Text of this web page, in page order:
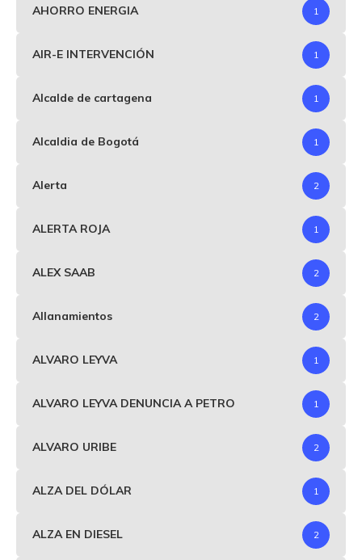
AHORRO ENERGIA 1
AIR-E INTERVENCIÓN 1
Alcalde de cartagena 1
Alcaldia de Bogotá 1
Alerta 2
ALERTA ROJA 1
ALEX SAAB 2
Allanamientos 2
ALVARO LEYVA 1
ALVARO LEYVA DENUNCIA A PETRO 1
ALVARO URIBE 2
ALZA DEL DÓLAR 1
ALZA EN DIESEL 2